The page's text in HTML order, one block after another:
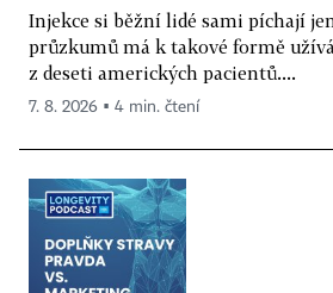
Injekce si běžní lidé sami píchají
průzkumů má k takové formě
z deseti amerických pacientů....
7. 8. 2026 ▪ 4 min. čtení